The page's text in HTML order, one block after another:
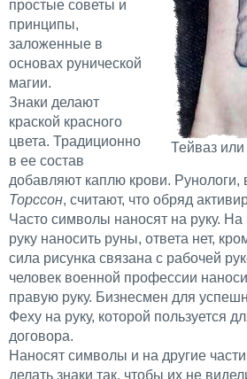
Тейваз
простые советы и
принципы,
заложенные в
основах рунической
магии.
Знаки делают
краской красного
цвета. Традиционно
в ее состав
добавляют каплю крови. Рунологи,
Торссон, считают, что обряд
Часто символы наносят на руку. На
руку наносить руны, ответа нет,
сила рисунка связана с рабочей
человек военной профессии
правую руку. Бизнесмен для
Феху на руку, которой пользуется
договора.
Наносят символы и на другие
делать знаки так, чтобы их не